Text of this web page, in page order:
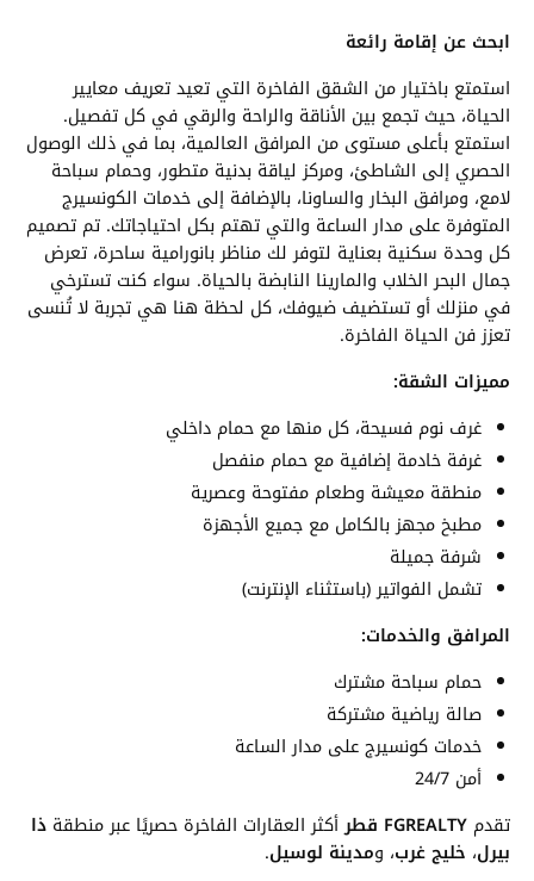
ابحث عن إقامة رائعة
استمتع باختيار من الشقق الفاخرة التي تعيد تعريف معايير
الحياة، حيث تجمع بين الأناقة والراحة والرقي في كل تفصيل.
استمتع بأعلى مستوى من المرافق العالمية، بما في ذلك الوصول
الحصري إلى الشاطئ، ومركز لياقة بدنية متطور، وحمام سباحة
لامع، ومرافق البخار والساونا، بالإضافة إلى خدمات الكونسيرج
المتوفرة على مدار الساعة والتي تهتم بكل احتياجاتك. تم تصميم
كل وحدة سكنية بعناية لتوفر لك مناظر بانورامية ساحرة، تعرض
جمال البحر الخلاب والمارينا النابضة بالحياة. سواء كنت تسترخي
في منزلك أو تستضيف ضيوفك، كل لحظة هنا هي تجربة لا تُنسى
تعزز فن الحياة الفاخرة.
مميزات الشقة:
غرف نوم فسيحة، كل منها مع حمام داخلي
غرفة خادمة إضافية مع حمام منفصل
منطقة معيشة وطعام مفتوحة وعصرية
مطبخ مجهز بالكامل مع جميع الأجهزة
شرفة جميلة
تشمل الفواتير (باستثناء الإنترنت)
المرافق والخدمات:
حمام سباحة مشترك
صالة رياضية مشتركة
خدمات كونسيرج على مدار الساعة
أمن 24/7
تقدم FGREALTY قطر أكثر العقارات الفاخرة حصريًا عبر منطقة ذا
بيرل، خليج غرب، ومدينة لوسيل.